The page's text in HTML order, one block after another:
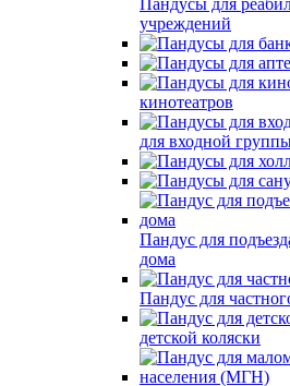
Пандусы для
учреждений
кинотеатров
для входной
Пандус для
дома
Пандус для
детской коляски